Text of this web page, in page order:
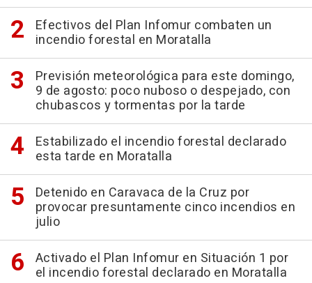
Efectivos del Plan Infomur combaten un
incendio forestal en Moratalla
Previsión meteorológica para este domingo,
9 de agosto: poco nuboso o despejado, con
chubascos y tormentas por la tarde
Estabilizado el incendio forestal declarado
esta tarde en Moratalla
Detenido en Caravaca de la Cruz por
provocar presuntamente cinco incendios en
julio
Activado el Plan Infomur en Situación 1 por
el incendio forestal declarado en Moratalla